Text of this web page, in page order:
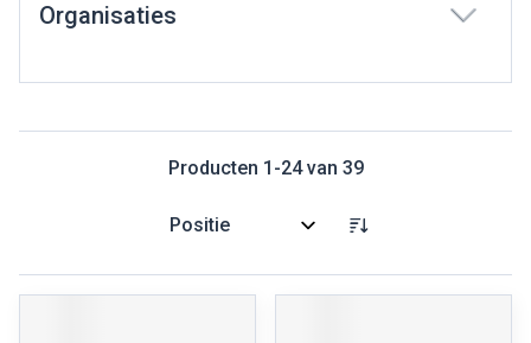
Organisaties
Producten 1 -24van 39
Sorteer op: